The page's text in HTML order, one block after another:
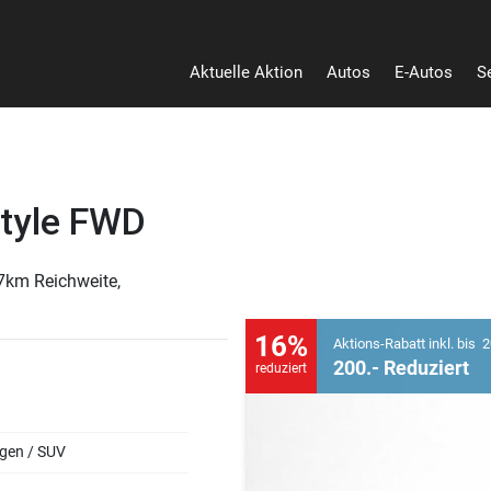
Aktuelle Aktion Autos E-Autos
FWD
Reichweite,
/ SUV
16%
reduziert
Aktions-Rabatt inkl. bis
200.- Reduziert